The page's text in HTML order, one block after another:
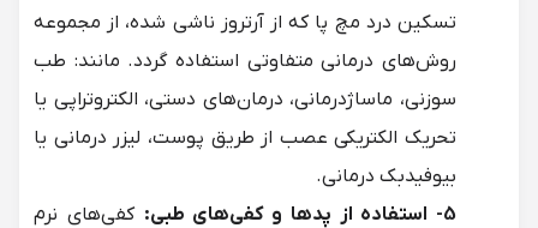
تسکین درد مچ پا که از آرتروز ناشی شده، از مجموعه‌
روش‌های درمانی متفاوتی استفاده گردد. مانند: طب
سوزنی، ماساژدرمانی، درمان‌های دستی، الکتروتراپی یا
تحریک الکتریکی عصب از طریق پوست، لیزر درمانی یا
بیوفیدبک درمانی.
5- استفاده از پدها و کفی‌های طبی:
کفی‌های نرم